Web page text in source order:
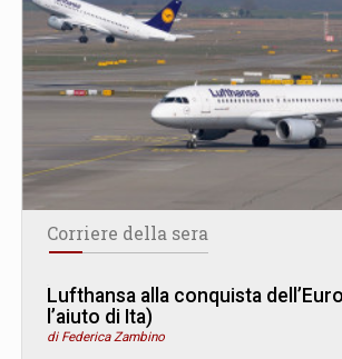
Corriere della sera
Lufthansa alla conquista
l’aiuto di Ita)
di Federica Zambino